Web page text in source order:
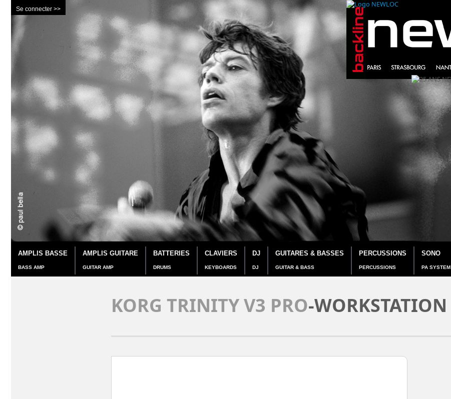
Se connecter >>
AMPLIS BASSE
BASS AMP
AMPLIS GUITARE
GUITAR AMP
BATTERIES
DRUMS
CLAVIERS
KEYBOARDS
DJ
DJ
GUITARES & BASSES
GUITAR & BASS
PERCUSSIONS
PERCUSSIONS
SONO
PA SYSTEM
KORG TRINITY V3 PRO-WORKSTATION